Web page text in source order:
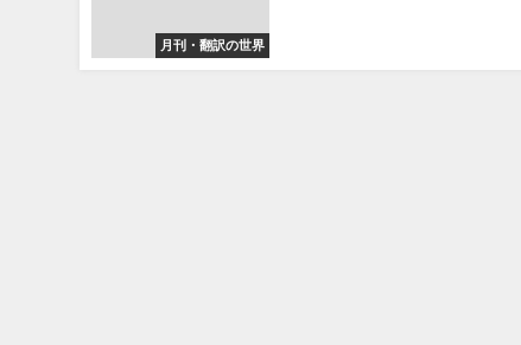
月刊・翻訳の世界